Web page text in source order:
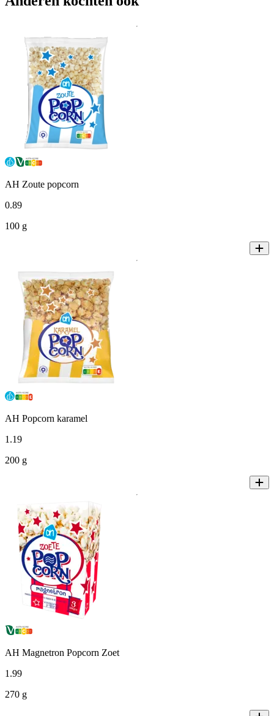
AH Zoute popcorn
0.89
100 g
AH Popcorn karamel
1.19
200 g
AH Magnetron Popcorn Zoet
1.99
270 g